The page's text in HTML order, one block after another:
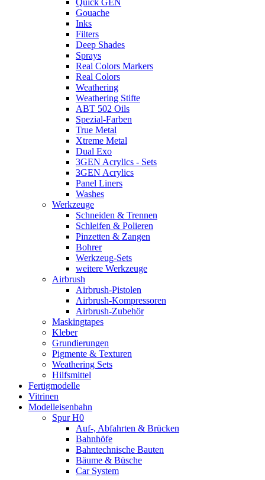
Quick GEN
Gouache
Inks
Filters
Deep Shades
Sprays
Real Colors Markers
Real Colors
Weathering
Weathering Stifte
ABT 502 Oils
Spezial-Farben
True Metal
Xtreme Metal
Dual Exo
3GEN Acrylics - Sets
3GEN Acrylics
Panel Liners
Washes
Werkzeuge
Schneiden & Trennen
Schleifen & Polieren
Pinzetten & Zangen
Bohrer
Werkzeug-Sets
weitere Werkzeuge
Airbrush
Airbrush-Pistolen
Airbrush-Kompressoren
Airbrush-Zubehör
Maskingtapes
Kleber
Grundierungen
Pigmente & Texturen
Weathering Sets
Hilfsmittel
Fertigmodelle
Vitrinen
Modelleisenbahn
Spur H0
Auf-, Abfahrten & Brücken
Bahnhöfe
Bahntechnische Bauten
Bäume & Büsche
Car System